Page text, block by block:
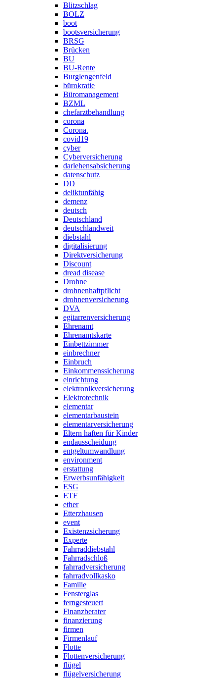
Blitzschlag
BOLZ
boot
bootsversicherung
BRSG
Brücken
BU
BU-Rente
Burglengenfeld
bürokratie
Büromanagement
BZML
chefarztbehandlung
corona
Corona.
covid19
cyber
Cyberversicherung
darlehensabsicherung
datenschutz
DD
deliktunfähig
demenz
deutsch
Deutschland
deutschlandweit
diebstahl
digitalisierung
Direktversicherung
Discount
dread disease
Drohne
drohnenhaftpflicht
drohnenversicherung
DVA
egitarrenversicherung
Ehrenamt
Ehrenamtskarte
Einbettzimmer
einbrechner
Einbruch
Einkommenssicherung
einrichtung
elektronikversicherung
Elektrotechnik
elementar
elementarbaustein
elementarversicherung
Eltern haften für Kinder
endausscheidung
entgeltumwandlung
environment
erstattung
Erwerbsunfähigkeit
ESG
ETF
ether
Etterzhausen
event
Existenzsicherung
Experte
Fahrraddiebstahl
Fahrradschloß
fahrradversicherung
fahrradvollkasko
Familie
Fensterglas
ferngesteuert
Finanzberater
finanzierung
firmen
Firmenlauf
Flotte
Flottenversicherung
flügel
flügelversicherung